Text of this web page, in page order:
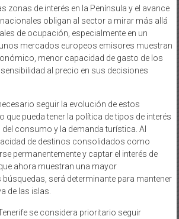
zonas de interés en la Península y el avance
obligan al sector a mirar más allá
de ocupación, especialmente en un
mercados europeos emisores muestran
menor capacidad de gasto de los
al precio en sus decisiones
seguir la evolución de estos
que pueda tener la política de tipos de interés
consumo y la demanda turística. Al
de destinos consolidados como
permanentemente y captar el interés de
ahora muestran una mayor
será determinante para mantener
de las islas.
se considera prioritario seguir